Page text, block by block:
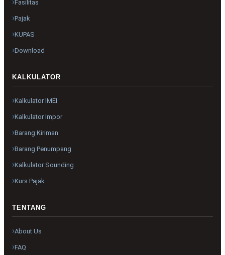
Fasilitas
Pajak
KUPAS
Download
KALKULATOR
Kalkulator IMEI
Kalkulator Impor
Barang Kiriman
Barang Penumpang
Kalkulator Sounding
Kurs Pajak
TENTANG
About Us
FAQ